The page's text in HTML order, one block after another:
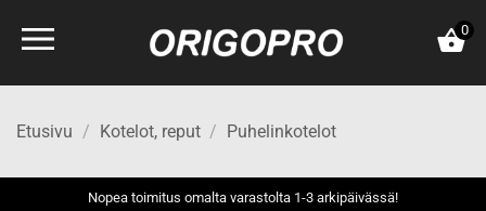
0
Etusivu / Kotelot, reput / Puhelinkotelot
Nopea toimitus omalta varastolta 1-3 arkipäivässä!